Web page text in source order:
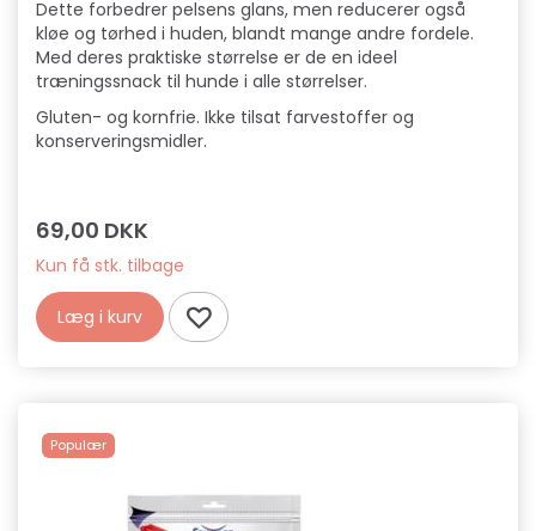
Dette forbedrer pelsens glans, men reducerer også
kløe og tørhed i huden, blandt mange andre fordele.
Med deres praktiske størrelse er de en ideel
træningssnack til hunde i alle størrelser.
Gluten- og kornfrie. Ikke tilsat farvestoffer og
konserveringsmidler.
69,00 DKK
Kun få stk. tilbage
Læg i kurv
Populær